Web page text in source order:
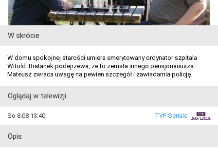
W skrócie
W domu spokojnej starości umiera emerytowany ordynator szpitala
Witold. Bratanek podejrzewa, że to zemsta innego pensjonariusza.
Mateusz zwraca uwagę na pewien szczegół i zawiadamia policję.
Oglądaj w telewizji
So 8.08 13:40 TVP Seriale
Opis